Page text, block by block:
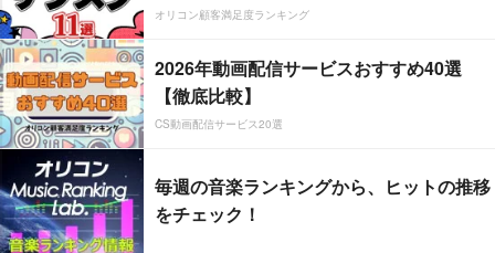
オリコン顧客満足度ランキング
2026年動画配信サービスおすすめ40選
【徹底比較】
CS動画配信サービス20選
毎週の音楽ランキングから、ヒットの推移
をチェック！